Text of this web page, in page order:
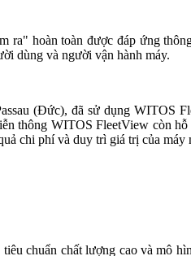
hoàn toàn được đáp ứng
dùng và người vận hành máy.
(Đức), đã sử dụng WITOS
thông WITOS FleetView còn
chi phí và duy trì giá trị của máy
chuẩn chất lượng cao và mô